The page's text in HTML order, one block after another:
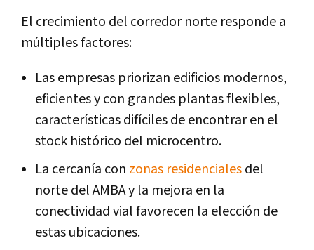
El crecimiento del corredor norte responde a
múltiples factores:
Las empresas priorizan edificios modernos,
eficientes y con grandes plantas flexibles,
características difíciles de encontrar en el
stock histórico del microcentro.
La cercanía con zonas residencialesdel
norte del AMBA y la mejora en la
conectividad vial favorecen la elección de
estas ubicaciones.